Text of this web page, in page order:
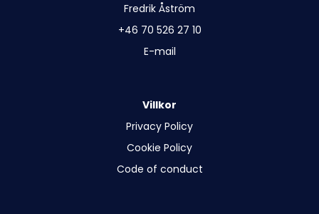
Fredrik Åström
+46 70 526 27 10
E-mail
Villkor
Privacy Policy
Cookie Policy
Code of conduct